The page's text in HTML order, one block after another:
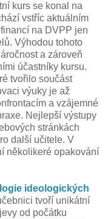
kurs se konal na
vstříc aktuálním
na DVPP jen
Výhodou tohoto
a zároveň
účastníky kursu.
tvořilo součást
výuky je až
a vzájemné
Nejlepší výstupy
stránkách
další učitele. V
několikeré opakování
ideologických
tvoří unikátní
od počátku